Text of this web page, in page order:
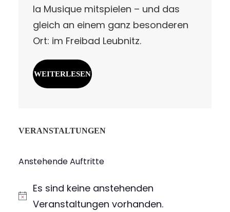
la Musique mitspielen – und das
gleich an einem ganz besonderen
Ort: im Freibad Leubnitz.
WEITERLESEN
VERANSTALTUNGEN
Anstehende Auftritte
H
Es sind keine anstehenden
Veranstaltungen vorhanden.